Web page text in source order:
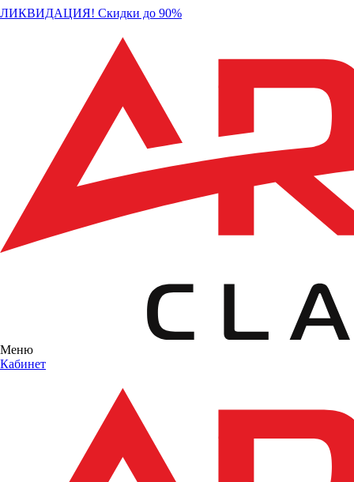
ЛИКВИДАЦИЯ! Скидки до 90%
Меню
Кабинет